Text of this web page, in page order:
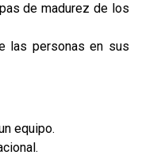
de madurez de los
las personas en sus
equipo.